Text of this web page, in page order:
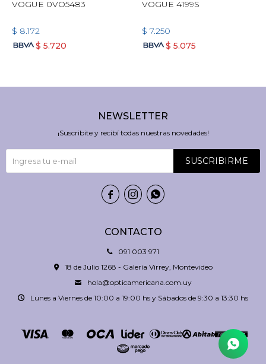
VOGUE 0VO5483
$ 8.172
$ 5.720
VOGUE 4199S
$ 7.250
$ 5.075
CONTACTO
091 003 971
18 de Julio 1268 - Galería Virrey, Montevideo
hola@opticamericana.com.uy
Lunes a Viernes de 10:00 a 19:00 hs y Sábados de 9:30 a 13:30 hs
NEWSLETTER
¡Suscribite y recibí todas nuestras novedades!
SUSCRIBIRME
  